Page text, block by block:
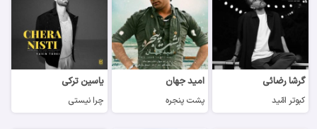
گرشا رضائی
کبوتر امّید
امید جهان
پشت پنجره
یاسین ترکی
چرا نیستی